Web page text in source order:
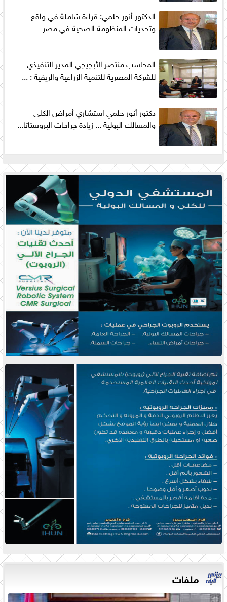
الدكتور أنور حلمي: قراءة شاملة في واقع
وتحديات المنظومة الصحية في مصر
المحاسب منتصر الأبجيجي المدير التنفيذي
للشركة المصرية للتنمية الزراعية والريفية : ...
دكتور أنور حلمي استشاري أمراض الكلى
والمسالك البولية ... زيادة جراحات البروستاتا...
ملفات